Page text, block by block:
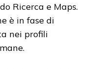
Ricerca e Maps.
è in fase di
nei profili